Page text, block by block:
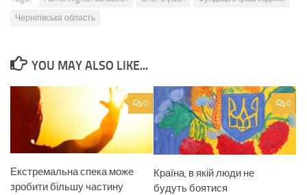
Чернігівська область
YOU MAY ALSO LIKE...
0
Екстремальна спека може
зробити більшу частину
0
Країна, в якій люди не
будуть боятися